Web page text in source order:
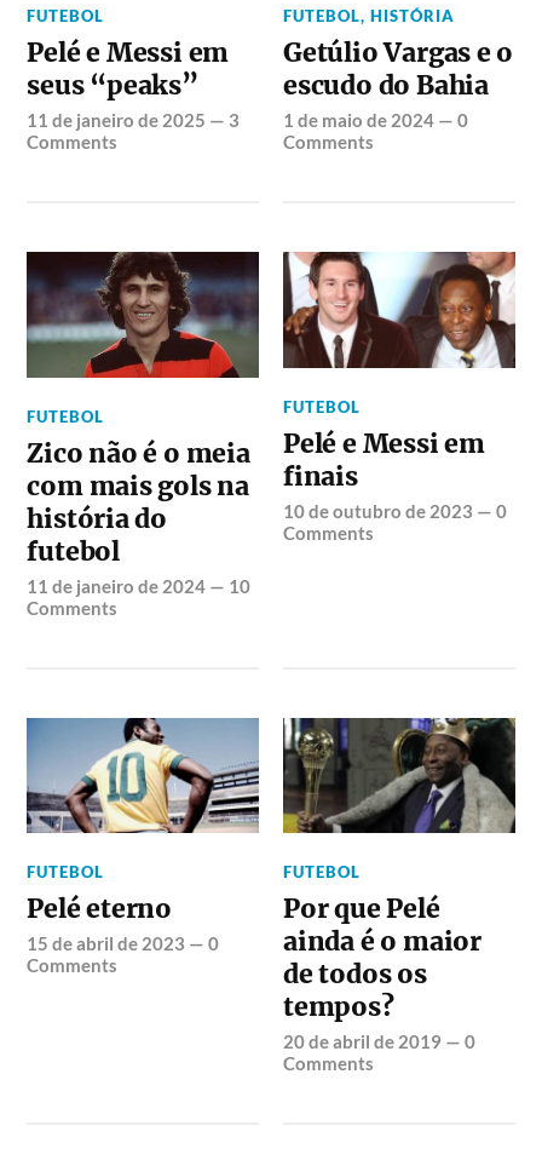
FUTEBOL
Pelé e Messi em
seus “peaks”
11 de janeiro de 2025 — 3
Comments
FUTEBOL,HISTÓRIA
Getúlio Vargas e o
escudo do Bahia
1 de maio de 2024 —0
Comments
FUTEBOL
Zico não é o meia
com mais gols na
história do
futebol
11 de janeiro de 2024 — 10
Comments
FUTEBOL
Pelé e Messi em
finais
10 de outubro de 2023 —0
Comments
FUTEBOL
Pelé eterno
15 de abril de 2023 —0
Comments
FUTEBOL
Por que Pelé
ainda é o maior
de todos os
tempos?
20 de abril de 2019 —0
Comments